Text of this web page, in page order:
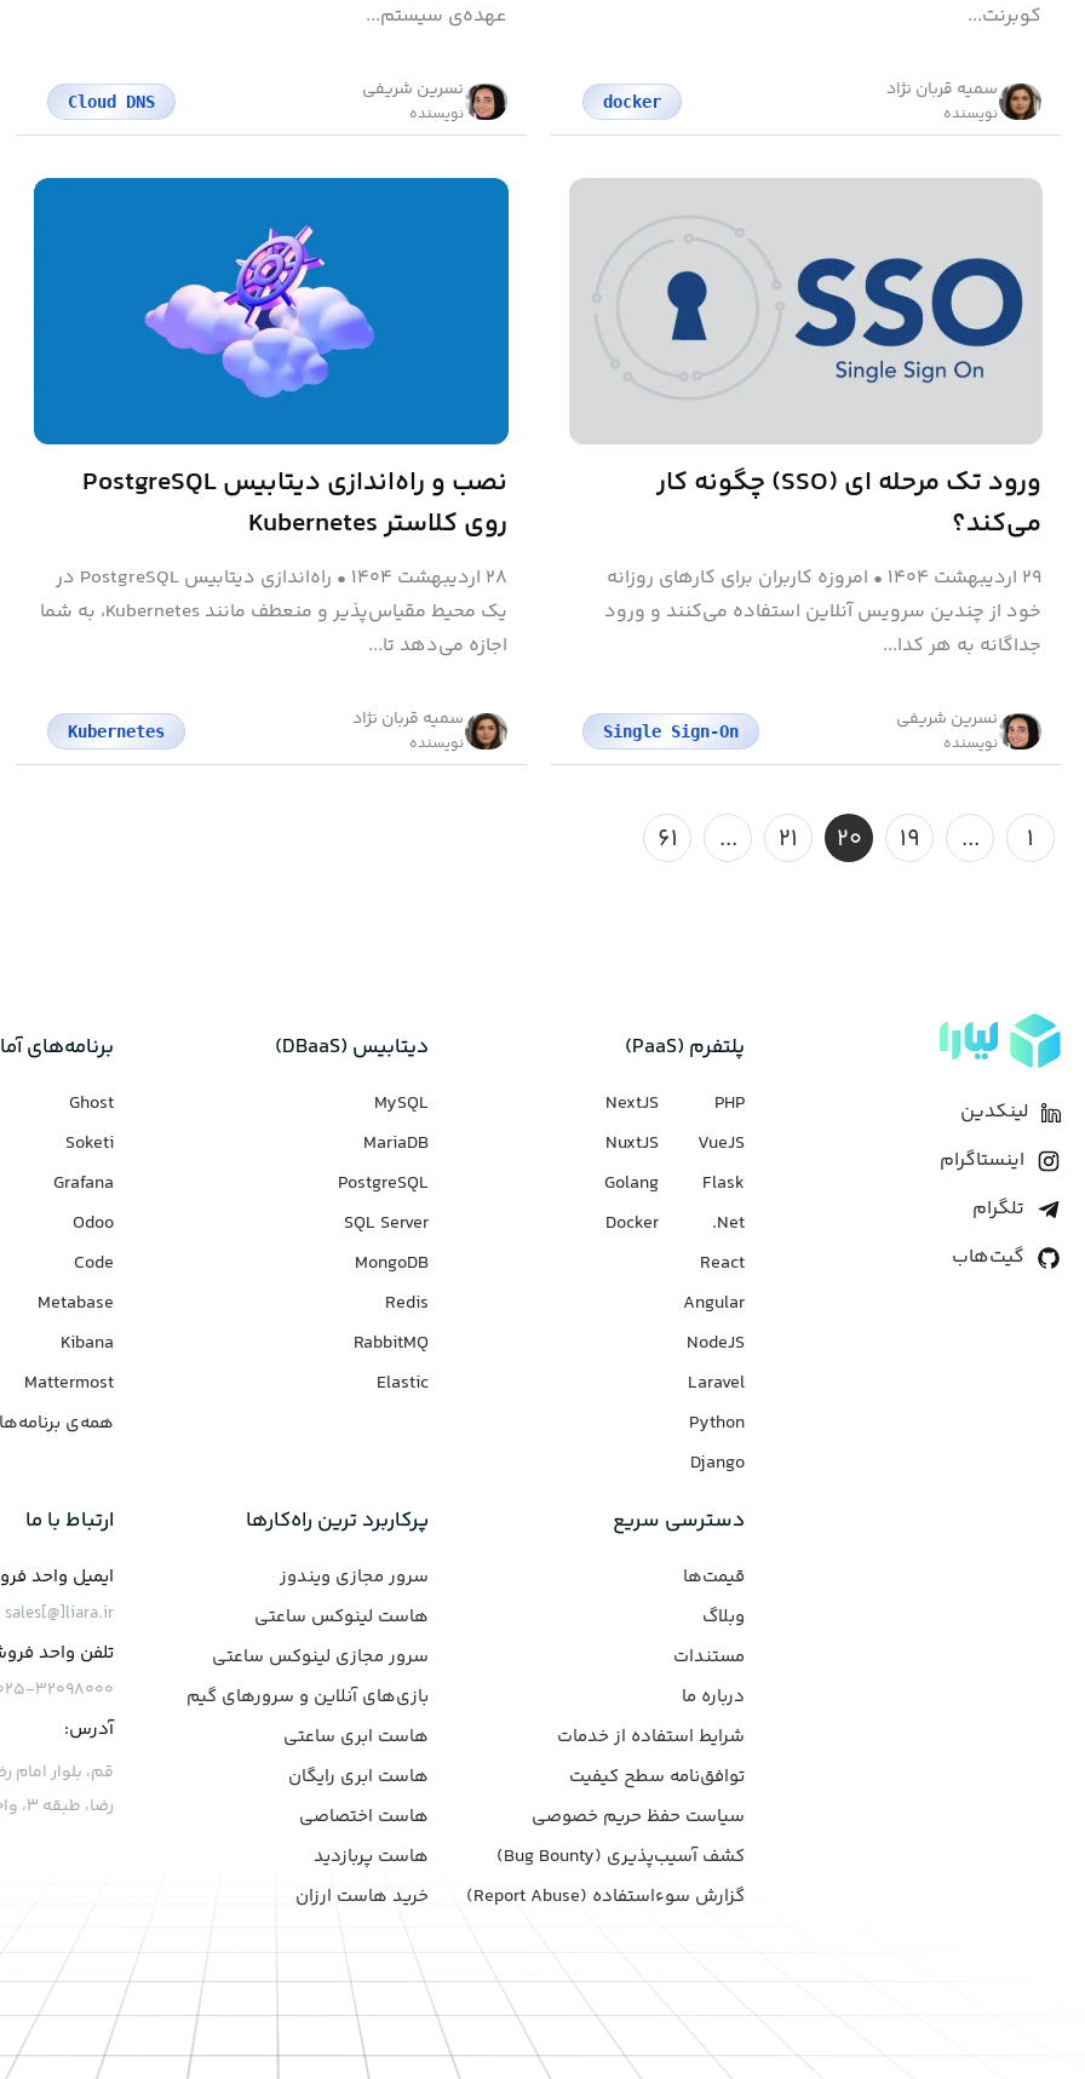
کوبرنت...
سمیه قربان نژاد
نویسنده
docker
عهده‌ی سیستم...
نسرین شریفی
نویسنده
Cloud DNS
ورود تک‌ مرحله‌ ای (SSO) چگونه کار
می‌کند؟
۲۹ اردیبهشت ۱۴۰۴ • امروزه کاربران برای کارهای روزانه
خود از چندین سرویس آنلاین استفاده می‌کنند و ورود
جداگانه به هر کدا...
نسرین شریفی
نویسنده
Single Sign-On
نصب و راه‌اندازی دیتابیس PostgreSQL
روی کلاستر Kubernetes
۲۸ اردیبهشت ۱۴۰۴ •
راه‌اندازی دیتابیس PostgreSQL در
یک محیط مقیاس‌پذیر و منعطف مانند Kubernetes، به شما
اجازه می‌دهد تا...
سمیه قربان نژاد
نویسنده
Kubernetes
۱ ... ۱۹ ۲۰ ۲۱ ... ۶۱
لینکدین
اینستاگرام
تلگرام
گیت‌هاب
پلتفرم (PaaS)
PHP
VueJS
Flask
Net.
React
Angular
NodeJS
Laravel
Python
Django
NextJS
NuxtJS
Golang
Docker
دیتابیس‌ (DBaaS)
MySQL
MariaDB
PostgreSQL
SQL Server
MongoDB
Redis
RabbitMQ
Elastic
برنامه‌های‌
Ghost
Soketi
Grafana
Odoo
Code
Metabase
Kibana
Mattermost
همه‌ی
دسترسی سریع
قیمت‌ها
وبلاگ
مستندات
درباره ما
شرایط استفاده از خدمات
توافق‌نامه سطح کیفیت
سیاست حفظ حریم خصوصی
کشف آسیب‌پذیری (Bug Bounty)
گزارش سوءاستفاده (Report Abuse)
پرکاربرد ترین راه‌کارها
سرور مجازی ویندوز
هاست لینوکس ساعتی
سرور مجازی لینوکس ساعتی
بازی‌های آنلاین و سرورهای گیم
هاست ابری ساعتی
هاست ابری رایگان
هاست اختصاصی
هاست پربازدید
خرید هاست ارزان
ارتباط با ما
ایمیل واحد
sales[@]liara.ir
تلفن واحد
۰۲۵-
آدرس:
رضا، طبقه ۳، واحد ۷